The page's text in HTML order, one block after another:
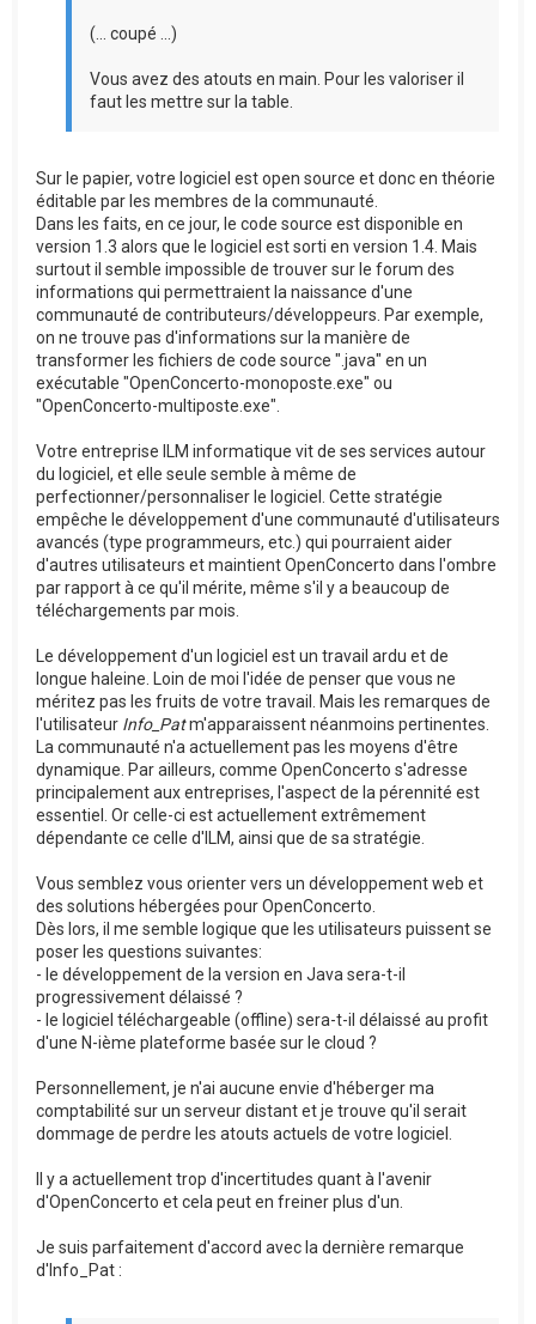
(... coupé ...)
Vous avez des atouts en main. Pour les valoriser il
faut les mettre sur la table.
Sur le papier, votre logiciel est open source et donc en théorie
éditable par les membres de la communauté.
Dans les faits, en ce jour, le code source est disponible en
version 1.3 alors que le logiciel est sorti en version 1.4. Mais
surtout il semble impossible de trouver sur le forum des
informations qui permettraient la naissance d'une
communauté de contributeurs/développeurs. Par exemple,
on ne trouve pas d'informations sur la manière de
transformer les fichiers de code source ".java" en un
exécutable "OpenConcerto-monoposte.exe" ou
"OpenConcerto-multiposte.exe".
Votre entreprise ILM informatique vit de ses services autour
du logiciel, et elle seule semble à même de
perfectionner/personnaliser le logiciel. Cette stratégie
empêche le développement d'une communauté d'utilisateurs
avancés (type programmeurs, etc.) qui pourraient aider
d'autres utilisateurs et maintient OpenConcerto dans l'ombre
par rapport à ce qu'il mérite, même s'il y a beaucoup de
téléchargements par mois.
Le développement d'un logiciel est un travail ardu et de
longue haleine. Loin de moi l'idée de penser que vous ne
méritez pas les fruits de votre travail. Mais les remarques de
l'utilisateur Info_Patm'apparaissent néanmoins pertinentes.
La communauté n'a actuellement pas les moyens d'être
dynamique. Par ailleurs, comme OpenConcerto s'adresse
principalement aux entreprises, l'aspect de la pérennité est
essentiel. Or celle-ci est actuellement extrêmement
dépendante ce celle d'ILM, ainsi que de sa stratégie.
Vous semblez vous orienter vers un développement web et
des solutions hébergées pour OpenConcerto.
Dès lors, il me semble logique que les utilisateurs puissent se
poser les questions suivantes:
- le développement de la version en Java sera-t-il
progressivement délaissé ?
- le logiciel téléchargeable (offline) sera-t-il délaissé au profit
d'une N-ième plateforme basée sur le cloud ?
Personnellement, je n'ai aucune envie d'héberger ma
comptabilité sur un serveur distant et je trouve qu'il serait
dommage de perdre les atouts actuels de votre logiciel.
Il y a actuellement trop d'incertitudes quant à l'avenir
d'OpenConcerto et cela peut en freiner plus d'un.
Je suis parfaitement d'accord avec la dernière remarque
d'Info_Pat :